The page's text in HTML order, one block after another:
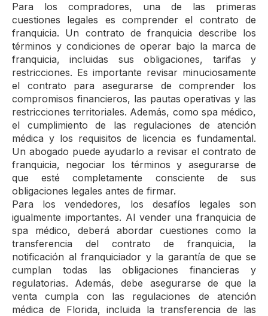
Para los compradores, una de las primeras
cuestiones legales es comprender el contrato de
franquicia. Un contrato de franquicia describe los
términos y condiciones de operar bajo la marca de
franquicia, incluidas sus obligaciones, tarifas y
restricciones. Es importante revisar minuciosamente
el contrato para asegurarse de comprender los
compromisos financieros, las pautas operativas y las
restricciones territoriales. Además, como spa médico,
el cumplimiento de las regulaciones de atención
médica y los requisitos de licencia es fundamental.
Un abogado puede ayudarlo a revisar el contrato de
franquicia, negociar los términos y asegurarse de
que esté completamente consciente de sus
obligaciones legales antes de firmar.
Para los vendedores, los desafíos legales son
igualmente importantes. Al vender una franquicia de
spa médico, deberá abordar cuestiones como la
transferencia del contrato de franquicia, la
notificación al franquiciador y la garantía de que se
cumplan todas las obligaciones financieras y
regulatorias. Además, debe asegurarse de que la
venta cumpla con las regulaciones de atención
médica de Florida, incluida la transferencia de las